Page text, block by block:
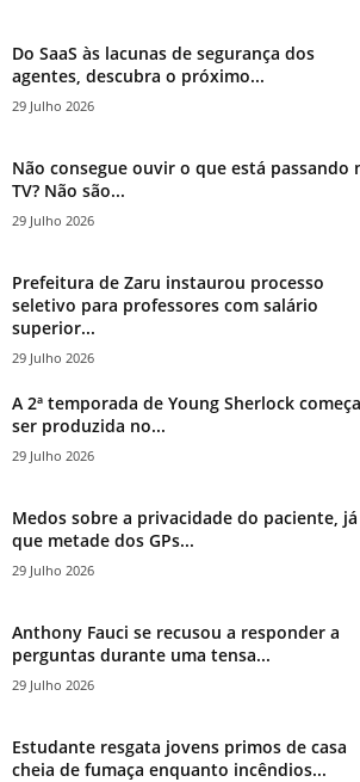
Do SaaS às lacunas de segurança dos
agentes, descubra o próximo...
29 Julho 2026
Não consegue ouvir o que está passando
TV? Não são...
29 Julho 2026
Prefeitura de Zaru instaurou processo
seletivo para professores com salário
superior...
29 Julho 2026
A 2ª temporada de Young Sherlock
ser produzida no...
29 Julho 2026
Medos sobre a privacidade do paciente, já
que metade dos GPs...
29 Julho 2026
Anthony Fauci se recusou a responder a
perguntas durante uma tensa...
29 Julho 2026
Estudante resgata jovens primos de casa
cheia de fumaça enquanto incêndios...